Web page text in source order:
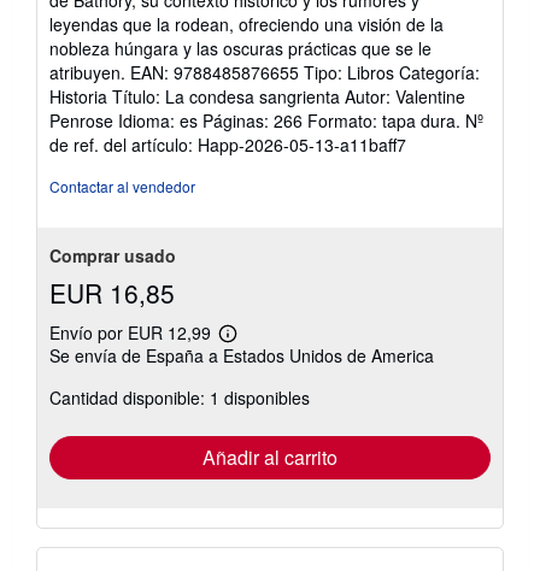
estrellas
leyendas que la rodean, ofreciendo una visión de la
nobleza húngara y las oscuras prácticas que se le
atribuyen. EAN: 9788485876655 Tipo: Libros Categoría:
Historia Título: La condesa sangrienta Autor: Valentine
Penrose Idioma: es Páginas: 266 Formato: tapa dura. Nº
de ref. del artículo: Happ-2026-05-13-a11baff7
Contactar al vendedor
Comprar usado
EUR 16,85
Envío por EUR 12,99
Más
información
las
tarifas
envío
Se envía de España a Estados Unidos de America
Cantidad disponible: 1 disponibles
Añadir al carrito